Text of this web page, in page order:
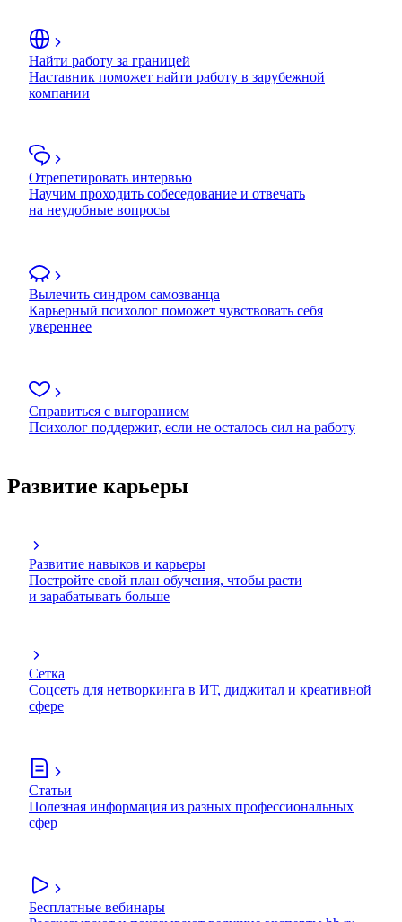
Найти работу за границей
Наставник поможет найти работу в зарубежной
компании
Отрепетировать интервью
Научим проходить собеседование и отвечать
на неудобные вопросы
Вылечить синдром самозванца
Карьерный психолог поможет чувствовать себя
увереннее
Справиться с выгоранием
Психолог поддержит, если не осталось сил на работу
Развитие карьеры
Развитие навыков и карьеры
Постройте свой план обучения, чтобы расти
и зарабатывать больше
Сетка
Соцсеть для нетворкинга в ИТ, диджитал и креативной
сфере
Статьи
Полезная информация из разных профессиональных
сфер
Бесплатные вебинары